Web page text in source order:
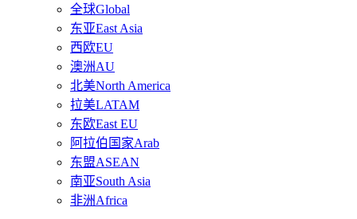
全球Global
东亚East Asia
西欧EU
澳洲AU
北美North America
拉美LATAM
东欧East EU
阿拉伯国家Arab
东盟ASEAN
南亚South Asia
非洲Africa